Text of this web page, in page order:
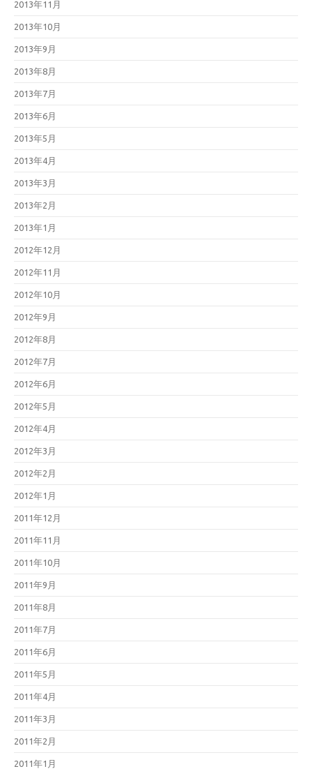
2013年11月
2013年10月
2013年9月
2013年8月
2013年7月
2013年6月
2013年5月
2013年4月
2013年3月
2013年2月
2013年1月
2012年12月
2012年11月
2012年10月
2012年9月
2012年8月
2012年7月
2012年6月
2012年5月
2012年4月
2012年3月
2012年2月
2012年1月
2011年12月
2011年11月
2011年10月
2011年9月
2011年8月
2011年7月
2011年6月
2011年5月
2011年4月
2011年3月
2011年2月
2011年1月